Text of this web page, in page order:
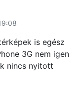
is egész
3G nem igen
nincs nyitott